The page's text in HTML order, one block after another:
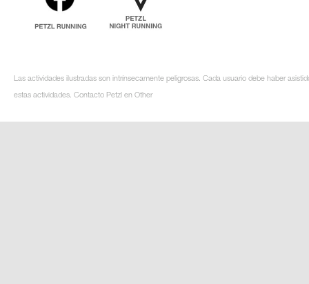
Las actividades ilustradas son intrínsecamente peligrosas. Cada usuario debe haber
estas actividades. Contacto Petzl en Other